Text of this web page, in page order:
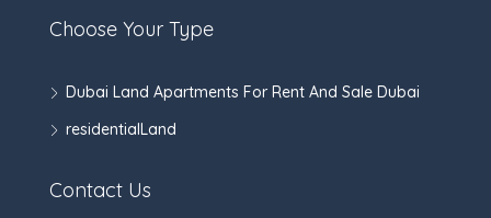
Choose Your Type
Dubai Land Apartments For Rent And Sale Dubai
residentialLand
Contact Us